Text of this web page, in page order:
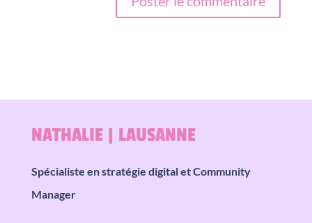
e
n
NATHALIE | LAUSANNE
Spécialiste en stratégie digital et Community
Manager